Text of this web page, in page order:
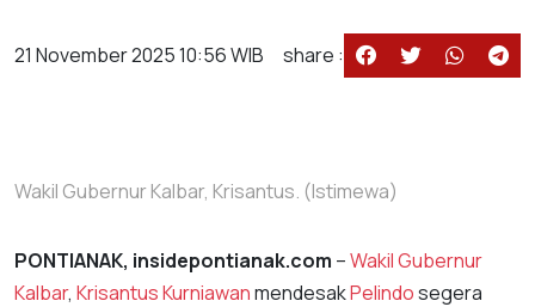
21 November 2025 10:56 WIB share :
Wakil Gubernur Kalbar, Krisantus. (Istimewa)
PONTIANAK, insidepontianak.com –Wakil Gubernur
Kalbar, Krisantus KurniawanmendesakPelindosegera